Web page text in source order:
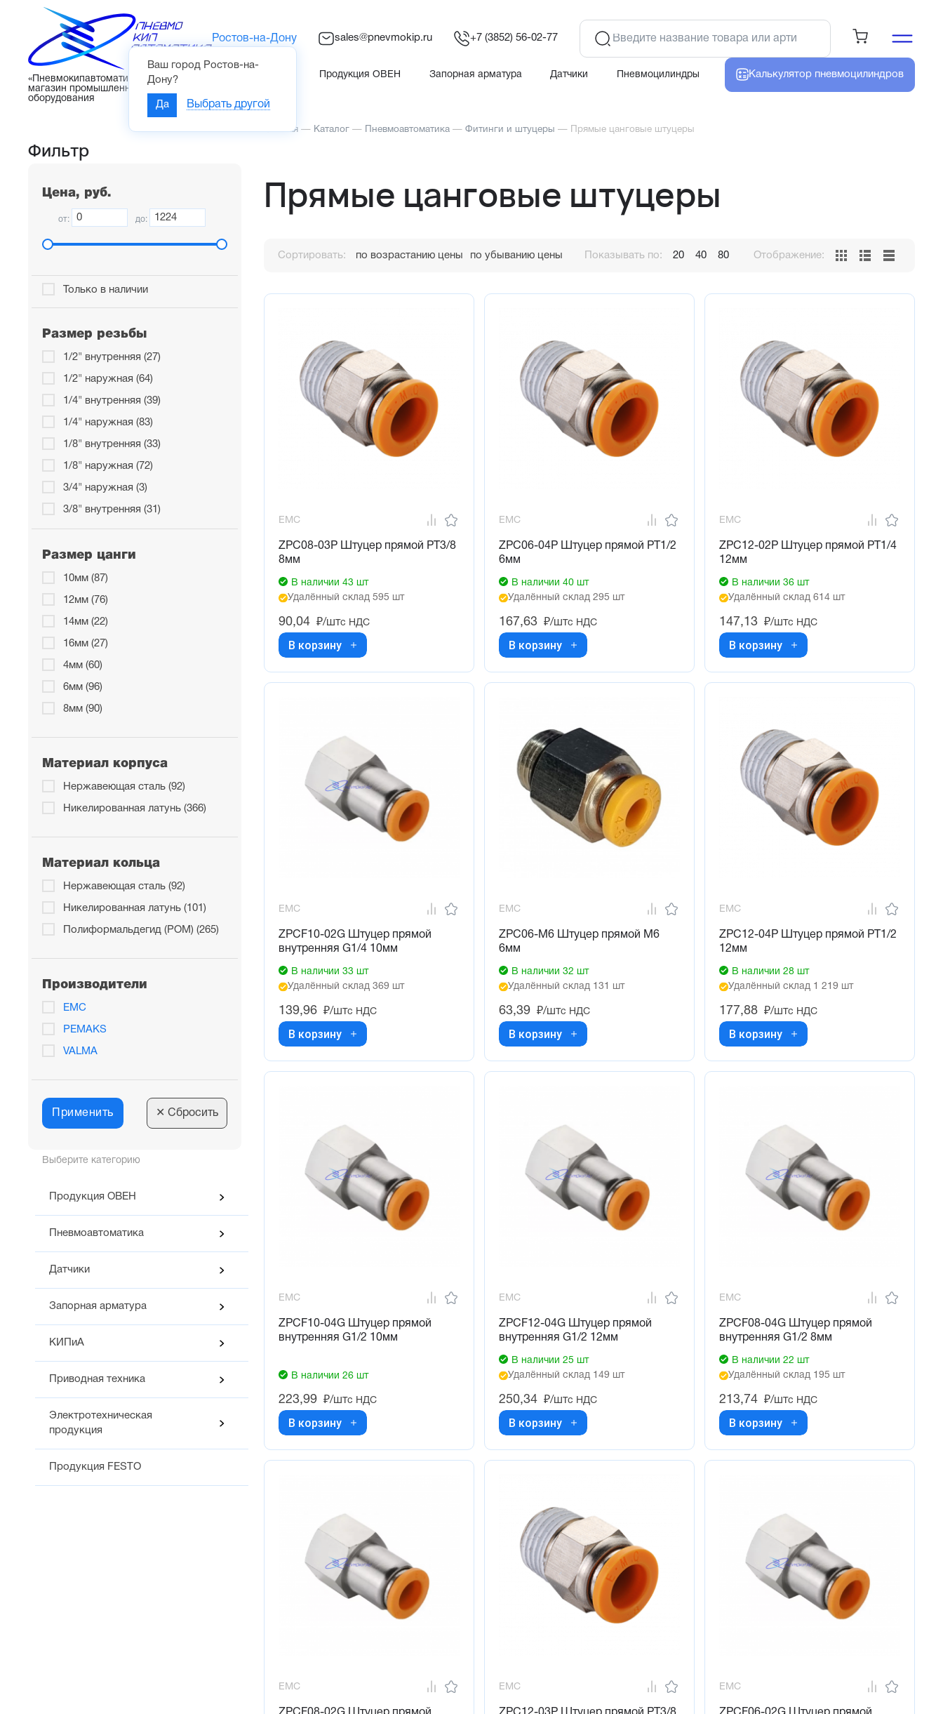
«Пневмокипавтоматика» – интернет-
магазин промышленного
оборудования
Ростов-на-Дону
Ваш город Ростов-на-
Дону?
Да Выбрать другой
sales@pnevmokip.ru +7 (3852) 56-02-77
Продукция ОВЕН Запорная арматура Датчики Пневмоцилиндры Калькулятор пневмоцилиндров
Выберите категорию
Продукция ОВЕН
Пневмоавтоматика
Датчики
Запорная арматура
КИПиА
Приводная техника
Электротехническая
продукция
Продукция FESTO
Фильтр
Цена, руб.
от: до:
Только в наличии
Размер резьбы
1/2" внутренняя (27)
1/2" наружная (64)
1/4" внутренняя (39)
1/4" наружная (83)
1/8" внутренняя (33)
1/8" наружная (72)
3/4" наружная (3)
3/8" внутренняя (31)
3/8" наружная (72)
М3 наружная (1)
М5x0,8 внутренняя (3)
М5x0,8 наружная (19)
М6x1 наружная (8)
Размер цанги
10мм (87)
12мм (76)
14мм (22)
16мм (27)
4мм (60)
6мм (96)
8мм (90)
Материал корпуса
Нержавеющая сталь (92)
Никелированная латунь (366)
Материал кольца
Нержавеющая сталь (92)
Никелированная латунь (101)
Полиформальдегид (POM) (265)
Производители
EMC
PEMAKS
VALMA
Применить ✕ Сбросить
Главная — Каталог — Пневмоавтоматика — Фитинги и штуцеры — Прямые цанговые штуцеры
Прямые цанговые штуцеры
Сортировать: по возрастанию цены по убыванию цены Показывать по: 20 40 80 Отображение:
EMC
ZPC08-03P Штуцер прямой PT3/8
8мм
В наличии 43 шт
Удалённый склад 595 шт
90,04 ₽/штс НДС
В корзину
EMC
ZPC06-04P Штуцер прямой PT1/2
6мм
В наличии 40 шт
Удалённый склад 295 шт
167,63 ₽/штс НДС
В корзину
EMC
ZPC12-02P Штуцер прямой PT1/4
12мм
В наличии 36 шт
Удалённый склад 614 шт
147,13 ₽/штс НДС
В корзину
EMC
ZPCF10-02G Штуцер прямой
внутренняя G1/4 10мм
В наличии 33 шт
Удалённый склад 369 шт
139,96 ₽/штс НДС
В корзину
EMC
ZPC06-M6 Штуцер прямой М6
6мм
В наличии 32 шт
Удалённый склад 131 шт
63,39 ₽/штс НДС
В корзину
EMC
ZPC12-04P Штуцер прямой PT1/2
12мм
В наличии 28 шт
Удалённый склад 1 219 шт
177,88 ₽/штс НДС
В корзину
EMC
ZPCF10-04G Штуцер прямой
внутренняя G1/2 10мм
В наличии 26 шт
223,99 ₽/штс НДС
В корзину
EMC
ZPCF12-04G Штуцер прямой
внутренняя G1/2 12мм
В наличии 25 шт
Удалённый склад 149 шт
250,34 ₽/штс НДС
В корзину
EMC
ZPCF08-04G Штуцер прямой
внутренняя G1/2 8мм
В наличии 22 шт
Удалённый склад 195 шт
213,74 ₽/штс НДС
В корзину
EMC EMC EMC